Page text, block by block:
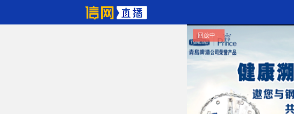
回放中...